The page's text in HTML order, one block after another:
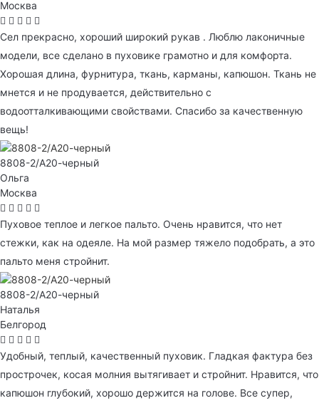
Москва
Сел прекрасно, хороший широкий рукав . Люблю лаконичные
модели, все сделано в пуховике грамотно и для комфорта.
Хорошая длина, фурнитура, ткань, карманы, капюшон. Ткань не
мнется и не продувается, действительно с
водоотталкивающими свойствами. Спасибо за качественную
вещь!
8808-2/А20-черный
Ольга
Москва
Пуховое теплое и легкое пальто. Очень нравится, что нет
стежки, как на одеяле. На мой размер тяжело подобрать, а это
пальто меня стройнит.
8808-2/А20-черный
Наталья
Белгород
Удобный, теплый, качественный пуховик. Гладкая фактура без
прострочек, косая молния вытягивает и стройнит. Нравится, что
капюшон глубокий, хорошо держится на голове. Все супер,